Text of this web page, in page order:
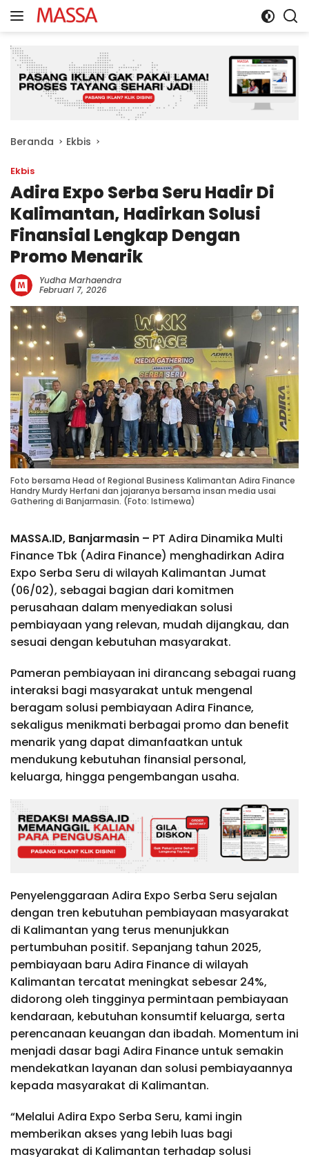
Langsung
ke
Beranda Ekbis
Ekbis
Adira Expo Serba Seru Hadir Di
Kalimantan, Hadirkan Solusi
Finansial Lengkap Dengan
Promo Menarik
Yudha Marhaendra
Februari 7, 2026
Foto bersama Head of Regional Business Kalimantan Adira Finance
Handry Murdy Herfani dan jajaranya bersama insan media usai
Gathering di Banjarmasin. (Foto: Istimewa)
MASSA.ID, Banjarmasin – PT Adira Dinamika Multi
Finance Tbk (Adira Finance) menghadirkan Adira
Expo Serba Seru di wilayah Kalimantan Jumat
(06/02), sebagai bagian dari komitmen
perusahaan dalam menyediakan solusi
pembiayaan yang relevan, mudah dijangkau, dan
sesuai dengan kebutuhan masyarakat.
Pameran pembiayaan ini dirancang sebagai ruang
interaksi bagi masyarakat untuk mengenal
beragam solusi pembiayaan Adira Finance,
sekaligus menikmati berbagai promo dan benefit
menarik yang dapat dimanfaatkan untuk
mendukung kebutuhan finansial personal,
keluarga, hingga pengembangan usaha.
Penyelenggaraan Adira Expo Serba Seru sejalan
dengan tren kebutuhan pembiayaan masyarakat
di Kalimantan yang terus menunjukkan
pertumbuhan positif. Sepanjang tahun 2025,
pembiayaan baru Adira Finance di wilayah
Kalimantan tercatat meningkat sebesar 24%,
didorong oleh tingginya permintaan pembiayaan
kendaraan, kebutuhan konsumtif keluarga, serta
perencanaan keuangan dan ibadah. Momentum ini
menjadi dasar bagi Adira Finance untuk semakin
mendekatkan layanan dan solusi pembiayaannya
kepada masyarakat di Kalimantan.
“Melalui Adira Expo Serba Seru, kami ingin
memberikan akses yang lebih luas bagi
masyarakat di Kalimantan terhadap solusi